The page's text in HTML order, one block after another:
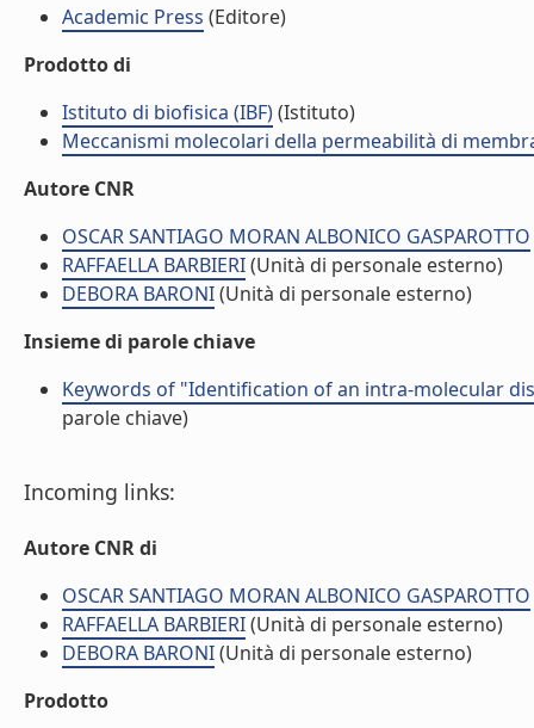
Academic Press (Editore)
Prodotto di
Istituto di biofisica (IBF)(Istituto)
Meccanismi molecolari della permeabilità di
Autore CNR
OSCAR SANTIAGO MORAN ALBONICO GASPAROTTO
RAFFAELLA BARBIERI(Unità di personale esterno)
DEBORA BARONI(Unità di personale esterno)
Insieme di parole chiave
Keywords of "Identification of an intra-molecular
parole chiave)
Incoming links:
Autore CNR di
OSCAR SANTIAGO MORAN ALBONICO GASPAROTTO
RAFFAELLA BARBIERI(Unità di personale esterno)
DEBORA BARONI(Unità di personale esterno)
Prodotto